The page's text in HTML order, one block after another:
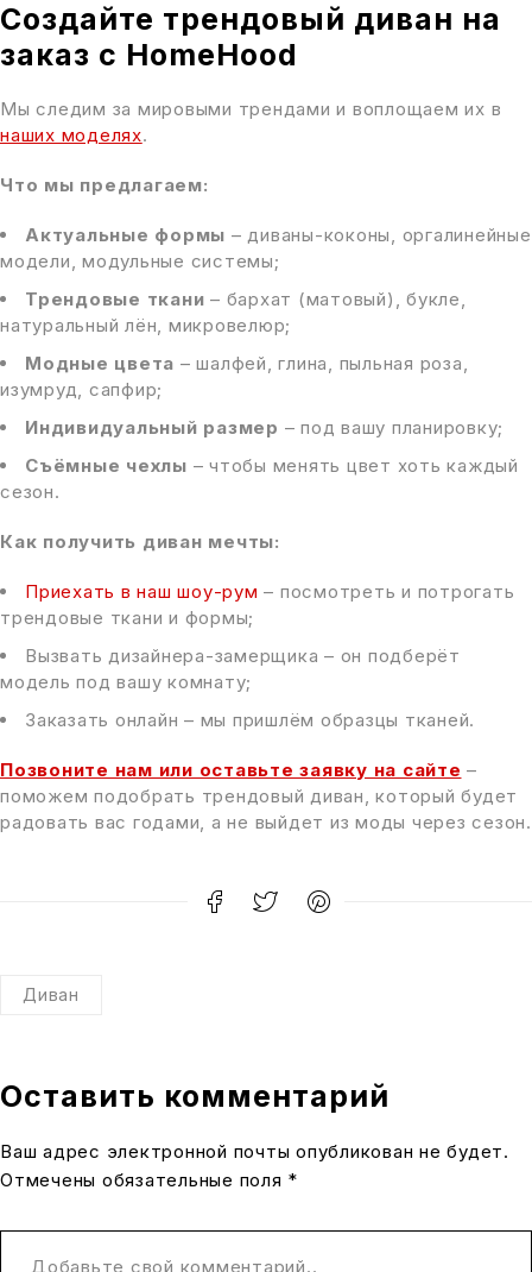
Создайте трендовый диван на
заказ с HomeHood
Мы следим за мировыми трендами и воплощаем их в
наших моделях.
Что мы предлагаем:
Актуальные формы – диваны-коконы, оргалинейные
модели, модульные системы;
Трендовые ткани – бархат (матовый), букле,
натуральный лён, микровелюр;
Модные цвета – шалфей, глина, пыльная роза,
изумруд, сапфир;
Индивидуальный размер – под вашу планировку;
Съёмные чехлы – чтобы менять цвет хоть каждый
сезон.
Как получить диван мечты:
Приехать в наш шоу-рум – посмотреть и потрогать
трендовые ткани и формы;
Вызвать дизайнера-замерщика – он подберёт
модель под вашу комнату;
Заказать онлайн – мы пришлём образцы тканей.
Позвоните нам или оставьте заявку на сайте –
поможем подобрать трендовый диван, который будет
радовать вас годами, а не выйдет из моды через сезон.
Диван
Оставить комментарий
Ваш адрес электронной почты опубликован не будет.
Отмечены обязательные поля *